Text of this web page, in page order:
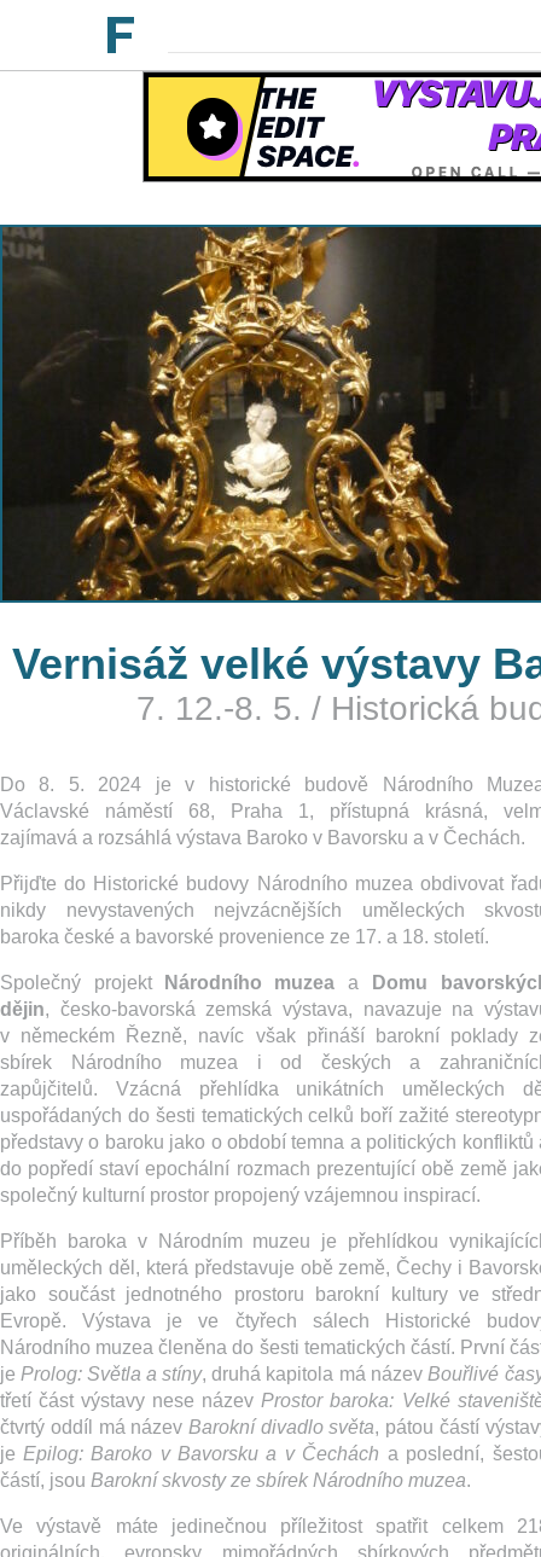
Vernisáž velké výstavy
7. 12.-8. 5. / Historická
Do 8. 5. 2024 je v historické budově Národního
Václavské náměstí 68, Praha 1, přístupná krásná,
zajímavá a rozsáhlá výstava Baroko v Bavorsku a v Čechách.
Přijďte do Historické budovy Národního muzea obdivovat
nikdy nevystavených nejvzácnějších uměleckých
baroka české a bavorské provenience ze 17. a 18. století.
Společný projekt Národního muzea a
Domu
dějin, česko-bavorská zemská výstava, navazuje na
v německém Řezně, navíc však přináší barokní poklady
sbírek Národního muzea i od českých a
zapůjčitelů. Vzácná přehlídka unikátních uměleckých
uspořádaných do šesti tematických celků boří zažité
představy o baroku jako o období temna a politických konfliktů
do popředí staví epochální rozmach prezentující obě země
společný kulturní prostor propojený vzájemnou inspirací.
Příběh baroka v Národním muzeu je přehlídkou
uměleckých děl, která představuje obě země, Čechy i
jako součást jednotného prostoru barokní kultury ve
Evropě. Výstava je ve čtyřech sálech Historické
Národního muzea členěna do šesti tematických částí. První
je Prolog: Světla a stíny, druhá kapitola má název Bouřlivé
třetí část výstavy nese název Prostor baroka: Velké
čtvrtý oddíl má název Barokní divadlo světa, pátou částí
je Epilog: Baroko v Bavorsku a v Čechách a poslední,
částí, jsou Barokní skvosty ze sbírek Národního muzea.
Ve výstavě máte jedinečnou příležitost spatřit celkem
originálních, evropsky mimořádných sbírkových